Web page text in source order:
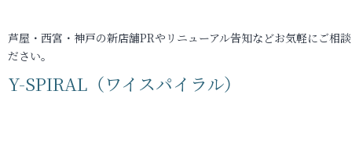
芦屋・西宮・神戸の新店舗PRやリニューアル告知などお気軽にご相
ださい。
Y-SPIRAL（ワイスパイラル）